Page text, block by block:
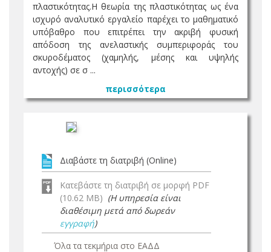
πλαστικότητας.Η θεωρία της πλαστικότητας ως ένα
ισχυρό αναλυτικό εργαλείο παρέχει το µαθηµατικό
υπόβαθρο που επιτρέπει την ακριβή φυσική
απόδοση της ανελαστικής συµπεριφοράς του
σκυροδέµατος (χαµηλής, µέσης και υψηλής
αντοχής) σε σ ...
περισσότερα
Διαβάστε τη διατριβή (Online)
Κατεβάστε τη διατριβή σε μορφή PDF
(10.62 MB) (Η υπηρεσία είναι
διαθέσιμη μετά από δωρεάν
εγγραφή)
Όλα τα τεκμήρια στο ΕΑΔΔ